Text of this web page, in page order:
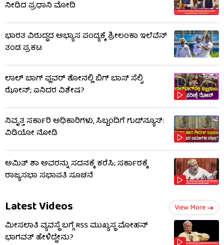
ನೀಡಿದ ಪ್ರಧಾನಿ ಮೋದಿ
ಭಾರತ ವಿರುದ್ಧದ ಅಭ್ಯಾಸ ಪಂದ್ಯಕ್ಕೆ ಶ್ರೀಲಂಕಾ ಇಲೆವೆನ್
ತಂಡ ಪ್ರಕಟ
ಲಾಲ್ ಬಾಗ್ ಫ್ಲವರ್ ಶೋನಲ್ಲಿ ಬಿಗ್ ಬಾಸ್ ಸೆಲ್ಫಿ
ಝೋನ್; ಏನಿದರ ವಿಶೇಷ?
ನಿವೃತ್ತ ಸರ್ಕಾರಿ ಅಧಿಕಾರಿಗಳು, ಸಿಬ್ಬಂದಿಗೆ ಗುಡ್​ನ್ಯೂಸ್:
ವಿಡಿಯೋ ನೋಡಿ
ಅಮಿತ್ ಶಾ ಅವರನ್ನು ಸದನಕ್ಕೆ ಕರೆಸಿ; ಸರ್ಕಾರಕ್ಕೆ
ರಾಜ್ಯಸಭಾ ಸಭಾಪತಿ ಸೂಚನೆ
Latest Videos View More
ಮೀಸಲಾತಿ ವ್ಯವಸ್ಥೆ ಬಗ್ಗೆ RSS​ ಮುಖ್ಯಸ್ಥ ಮೋಹನ್
ಭಾಗವತ್ ಹೇಳಿದ್ದೇನು?